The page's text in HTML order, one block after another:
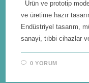
Ürün ve prototip
ve üretime hazır
Endüstriyel tasarım,
sanayi, tıbbi cihazlar
0 YORUM